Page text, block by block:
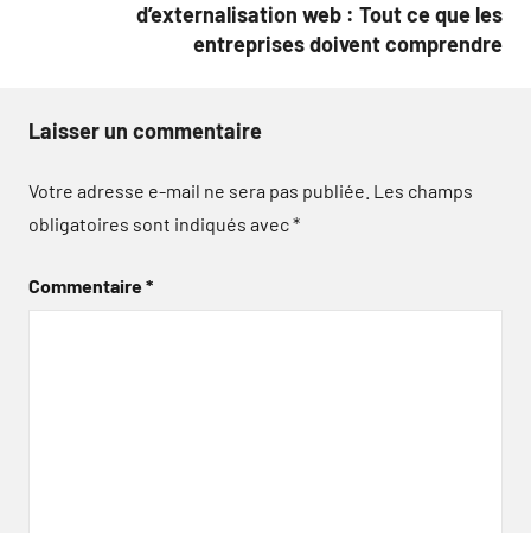
d’externalisation web : Tout ce que les
entreprises doivent comprendre
Laisser un commentaire
Votre adresse e-mail ne sera pas publiée. Les champs
obligatoires sont indiqués avec*
Commentaire*